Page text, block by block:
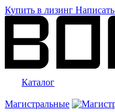
Купить в лизинг Написать
Каталог
Магистральные